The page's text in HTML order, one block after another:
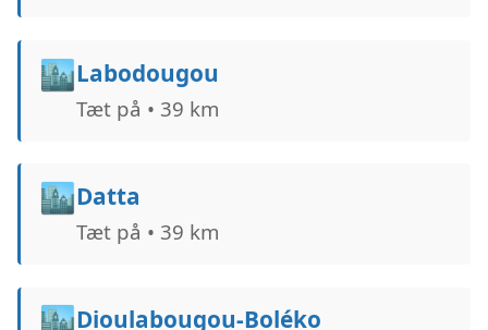
🏙️Labodougou
Tæt på • 39 km
🏙️Datta
Tæt på • 39 km
🏙️Dioulabougou-Boléko